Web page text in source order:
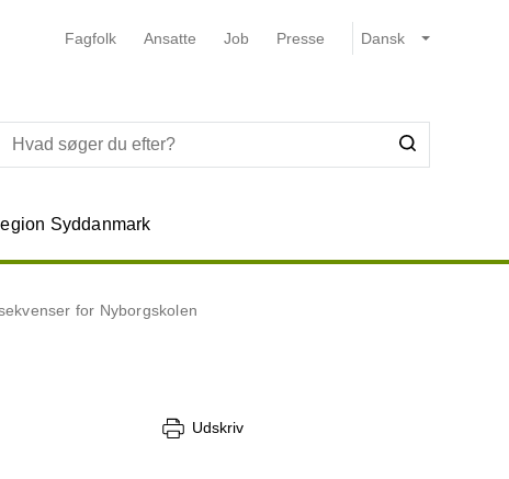
Fagfolk Ansatte Job Presse
Syddanmark
for Nyborgskolen
Udskriv